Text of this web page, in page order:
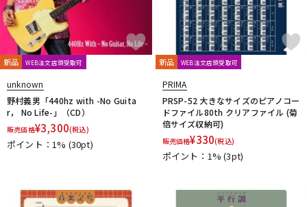
Reunion Blues
Richter Straps
Rick Rock Picks
Rickenbacker
RIGHTON STRAPS
RIO GRANDE
Ritter RIVER FORD
Roadie
ROCHE-THOMAS
ROMBO
Ron Ellis Pickups
ROTO SOUND
S-U
S.Yairi Sadowsky Sadowsky Guitars Sago
SAVAREZ
Schaller
SCHECTER
Schlagwerk Percussion
Scorelay Japan
Seki Sound
Solid Bond
SOLID CABLES SOMA laboratory
SONOTONE
新品 WEB注文店頭受取可
unknown
野村義男「440hz with -No Guita
r， No Life-」（CD）
販売価格¥3,300(税込)
ポイント：1% (30pt)
新品 WEB注文店頭受取可
PRIMA
PRSP-52 大きなサイズのピアノコー
ドファイル80th クリアファイル (菊
倍サイズ収納可)
販売価格¥330(税込)
ポイント：1%(3pt)